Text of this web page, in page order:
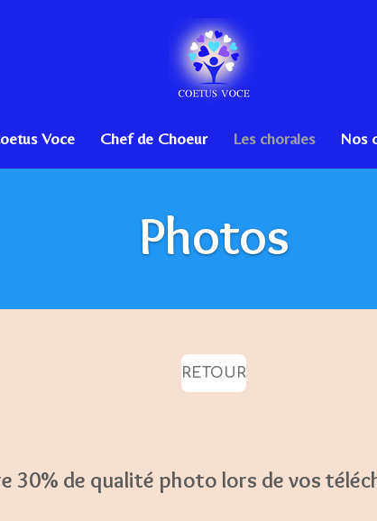
Voce Chef de Choeur Les chorales Nos
Photos
RETOUR
30% de qualité photo lors de vos